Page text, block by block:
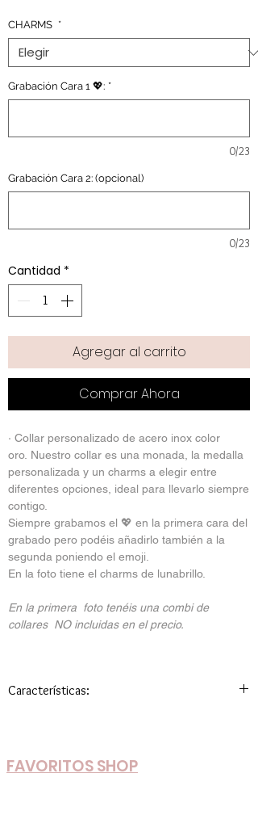
CHARMS *
Grabación Cara 1 💖: *
0/23
Grabación Cara 2: (opcional)
0/23
Cantidad *
Agregar al carrito
Comprar Ahora
· Collar personalizado de acero inox color
oro. Nuestro collar es una monada, la medalla
personalizada y un charms a elegir entre
diferentes opciones, ideal para llevarlo siempre
contigo.
Siempre grabamos el 💖 en la primera cara del
grabado pero podéis añadirlo también a la
segunda poniendo el emoji.
En la foto tiene el charms de lunabrillo.
En la primera foto tenéis una combi de
collares NO incluidas en el precio.
Características:
FAVORITOS SHOP